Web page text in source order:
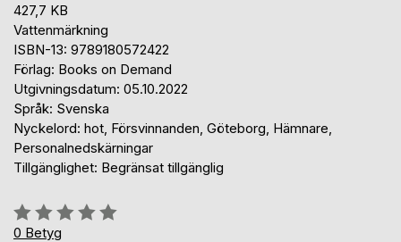
427,7 KB
Vattenmärkning
ISBN-13: 9789180572422
Förlag: Books on Demand
Utgivningsdatum: 05.10.2022
Språk: Svenska
Nyckelord: hot, Försvinnanden, Göteborg, Hämnare,
Personalnedskärningar
Tillgänglighet: Begränsat tillgänglig
Betyg::
0%
0 Betyg